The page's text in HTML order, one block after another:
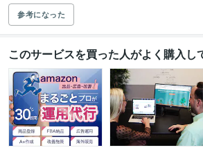
参考になった
このサービスを買った人がよく購入し